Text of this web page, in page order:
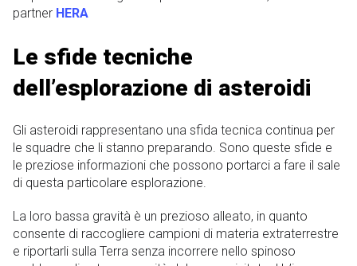
partner HERA
Le sfide tecniche
dell’esplorazione di asteroidi
Gli asteroidi rappresentano una sfida tecnica continua per
le squadre che li stanno preparando. Sono queste sfide e
le preziose informazioni che possono portarci a fare il sale
di questa particolare esplorazione.
La loro bassa gravità è un prezioso alleato, in quanto
consente di raccogliere campioni di materia extraterrestre
e riportarli sulla Terra senza incorrere nello spinoso